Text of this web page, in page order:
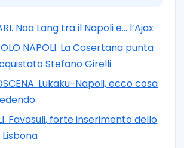
Noa Lang tra il Napoli e… l’Ajax
NAPOLI. La Casertana punta
Stefano Girelli
Lukaku-Napoli, ecco cosa
Favasuli, forte inserimento dello